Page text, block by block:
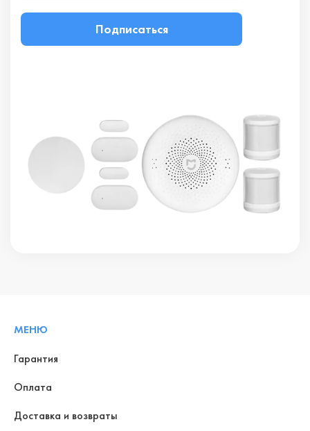
Подписаться
МЕНЮ
Гарантия
Оплата
Доставка и возвраты